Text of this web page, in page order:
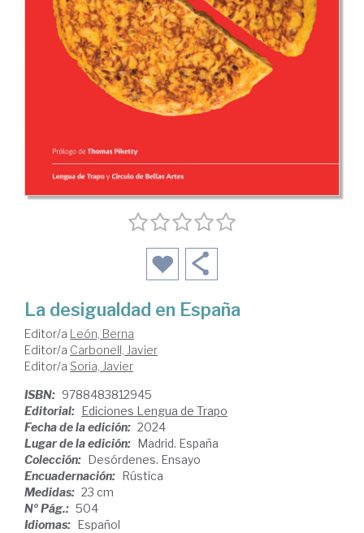
La desigualdad en España
Editor/a León, Berna
Editor/a Carbonell, Javier
Editor/a Soria, Javier
ISBN: 9788483812945
Editorial: Ediciones Lengua de Trapo
Fecha de la edición: 2024
Lugar de la edición: Madrid. España
Colección: Desórdenes. Ensayo
Encuadernación: Rústica
Medidas: 23 cm
Nº Pág.: 504
Idiomas: Español